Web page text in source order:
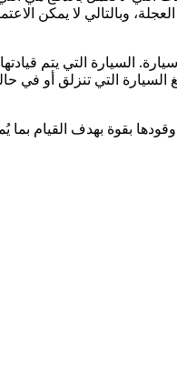
السيارة التي يتم
التي تنزلق أو في